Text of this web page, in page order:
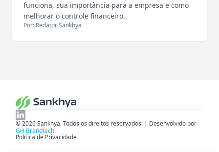
funciona, sua importância para a empresa e como
melhorar o controle financeiro.
Por: Redator Sankhya
© 2026 Sankhya. Todos os direitos reservados. | Desenvolvido por
GH Brandtech
Política de Privacidade